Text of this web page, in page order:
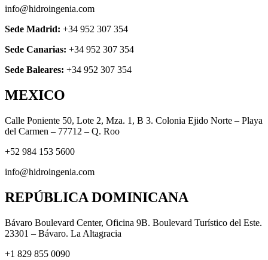
info@hidroingenia.com
Sede Madrid: +34 952 307 354
Sede Canarias: +34 952 307 354
Sede Baleares: +34 952 307 354
MEXICO
Calle Poniente 50, Lote 2, Mza. 1, B 3. Colonia Ejido Norte – Playa
del Carmen – 77712 – Q. Roo
+52 984 153 5600
info@hidroingenia.com
REPÚBLICA DOMINICANA
Bávaro Boulevard Center, Oficina 9B. Boulevard Turístico del Este.
23301 – Bávaro. La Altagracia
+1 829 855 0090